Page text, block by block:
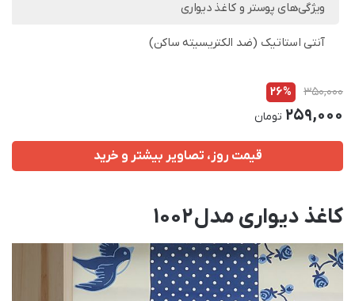
ویژگی‌های پوستر و کاغذ دیواری
آنتی استاتیک (ضد الکتریسیته ساکن)
350,000
26%
259,000 تومان
قیمت روز، تصاویر بیشتر و خرید
کاغذ دیواری مدل 1002